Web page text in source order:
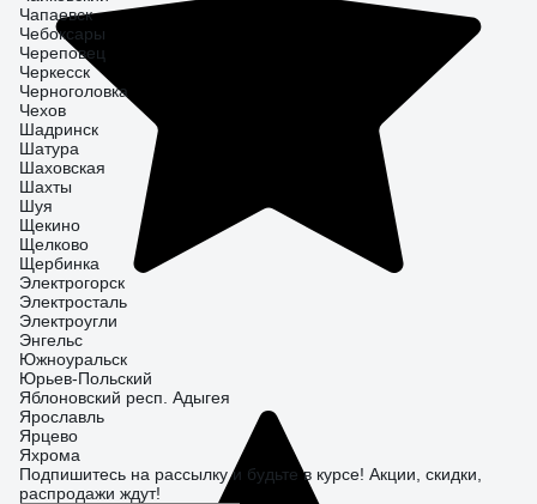
Чапаевск
Чебоксары
Череповец
Черкесск
Черноголовка
Чехов
Шадринск
Шатура
Шаховская
Шахты
Шуя
Щекино
Щелково
Щербинка
Электрогорск
Электросталь
Электроугли
Энгельс
Южноуральск
Юрьев-Польский
Яблоновский респ. Адыгея
Ярославль
Ярцево
Яхрома
Подпишитесь на рассылкуи будьте в курсе! Акции, скидки,
распродажи ждут!